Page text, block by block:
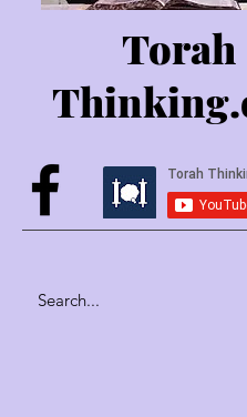
Torah